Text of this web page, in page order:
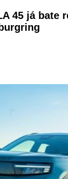
45 já bate